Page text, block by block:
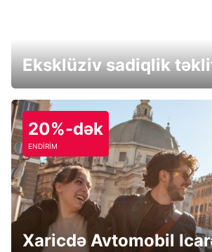
Eksklüziv sadiqlik
20%-dək
ENDİRİM
Xaricdə Avtomobil